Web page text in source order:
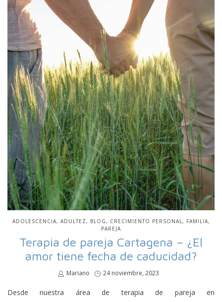
PUBLICADO
ADOLESCENCIA ADULTEZ BLOG CRECIMIENTO PERSONAL
FAMILIA
PAREJA
Terapia de pareja Cartagena – ¿El
amor tiene fecha de caducidad?
por
Mariano
Publicado
24 noviembre, 2023
Desde nuestra área de terapia de pareja en